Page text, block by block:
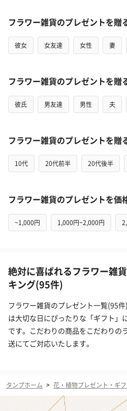
フラワー雑貨のプレゼントを贈
彼女 女友達 女性 妻
フラワー雑貨のプレゼントを贈
彼氏 男友達 男性 夫
フラワー雑貨のプレゼントを贈
10代 20代前半 20代後半
フラワー雑貨のプレゼントを価
~1,000円 1,000円~2,000円
絶対に喜ばれるフラワー雑
キング(95件)
フラワー雑貨のプレゼント一覧(95件
は大切な日にぴったりな「ギフト」
です。こだわりの商品をこだわりの
送にてご対応いたします。
タンプホーム > 花・植物プレゼント・ギフ